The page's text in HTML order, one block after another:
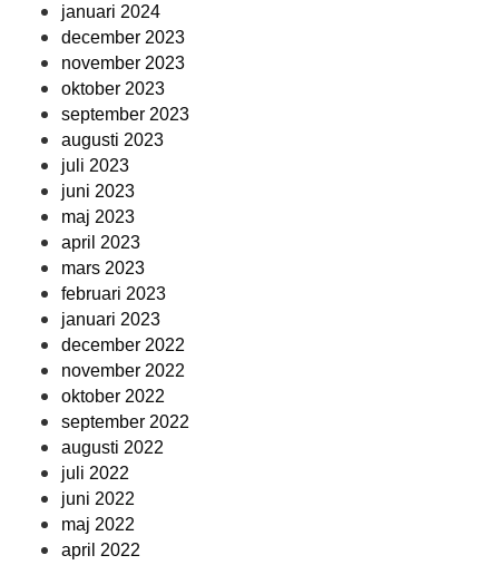
januari 2024
december 2023
november 2023
oktober 2023
september 2023
augusti 2023
juli 2023
juni 2023
maj 2023
april 2023
mars 2023
februari 2023
januari 2023
december 2022
november 2022
oktober 2022
september 2022
augusti 2022
juli 2022
juni 2022
maj 2022
april 2022